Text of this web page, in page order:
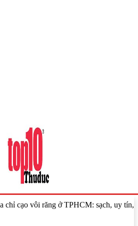
chỉ cạo vôi răng ở TPHCM: sạch, uy tín,